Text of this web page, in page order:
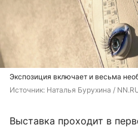
Экспозиция включает и весьма
Источник: Наталья Бурухина /
Выставка проходит в